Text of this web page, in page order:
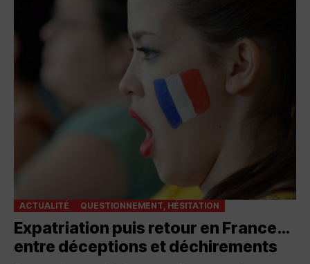
ACTUALITÉ QUESTIONNEMENT, HÉSITATION
Expatriation puis retour en France…
entre déceptions et déchirements